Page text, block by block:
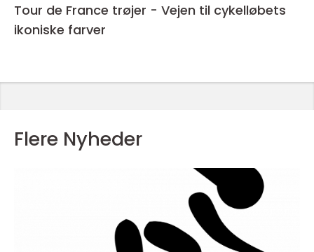
Tour de France trøjer - Vejen til cykelløbets
ikoniske farver
Flere Nyheder